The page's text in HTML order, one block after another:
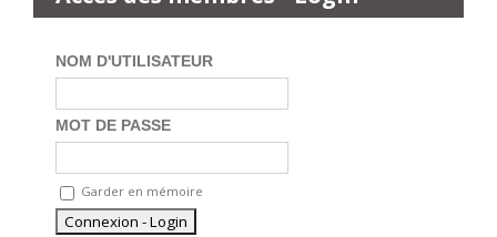
NOM D'UTILISATEUR
MOT DE PASSE
Garder en mémoire